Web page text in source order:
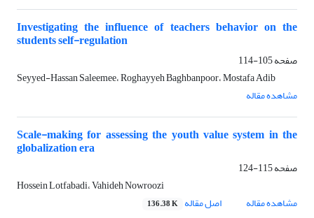
Investigating the influence of teachers behavior on the
students self-regulation
صفحه105-114
Seyyed-Hassan Saleemee، Roghayyeh Baghbanpoor، Mostafa Adib
مشاهده مقاله
Scale-making for assessing the youth value system in the
globalization era
صفحه115-124
Hossein Lotfabadi، Vahideh Nowroozi
مشاهده مقاله
اصل مقاله 136.38 K